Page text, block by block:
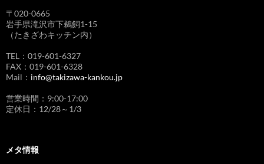
〒020-0665
岩手県滝沢市下鵜飼1-15
（たきざわキッチン内）
TEL：019-601-6327
FAX：019-601-6328
Mail： info@takizawa-kankou.jp
営業時間：9:00-17:00
定休日：12/28～1/3
メタ情報